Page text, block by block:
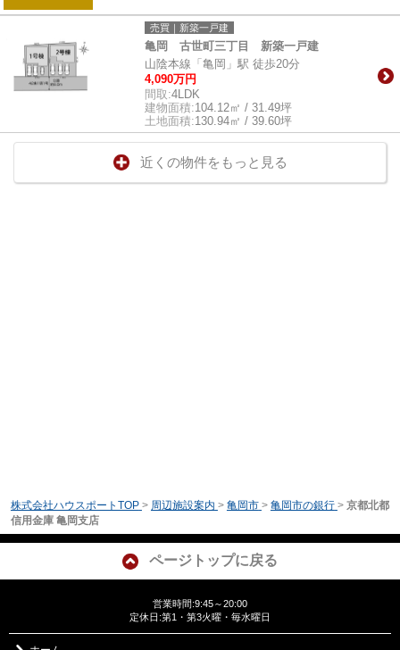
売買｜新築一戸建
亀岡 古世町三丁目 新築一戸建
山陰本線「亀岡」駅 徒歩20分
4,090万円
間取:4LDK
建物面積:104.12㎡ / 31.49坪
土地面積:130.94㎡ / 39.60坪
近くの物件をもっと見る
株式会社ハウスポートTOP > 周辺施設案内 > 亀岡市 > 亀岡市の銀行 > 京都北都
信用金庫 亀岡支店
ページトップに戻る
営業時間:9:45～20:00
定休日:第1・第3火曜・毎水曜日